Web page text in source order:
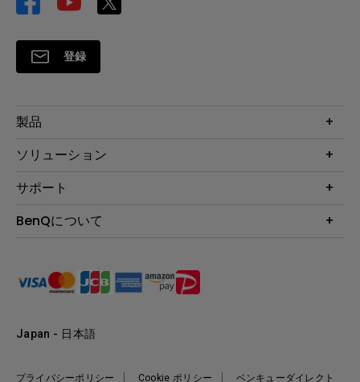
登録
製品
プロジェクター
照明
Webカメラ
ソリューション
ビジネス向け
知識ページ
AQCOLOR
e-Sports
サポート
サポート
製品保守サービス終了のご案内
BenQについて
リーダーシップ
ニュース
プライバシーポリシー Cookie ポリシー ベンキューダイレクト
Japan - 日本語